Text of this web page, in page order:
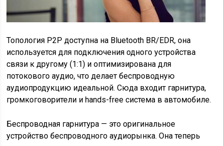
Топология P2P доступна на Bluetooth BR/EDR, она
используется для подключения одного устройства
связи к другому (1:1) и оптимизирована для
потокового аудио, что делает беспроводную
аудиопродукцию идеальной. Сюда входит гарнитура,
громкоговорители и hands-free система в автомобиле.
Беспроводная гарнитура — это оригинальное
устройство беспроводного аудиорынка. Она теперь